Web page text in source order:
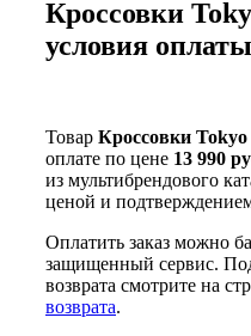
Кроссовки
условия оплаты
Товар Кроссовки
оплате по цене 13 990
из мультибрендового
ценой и
Оплатить заказ можно
защищенный сервис.
возврата смотрите на
возврата.